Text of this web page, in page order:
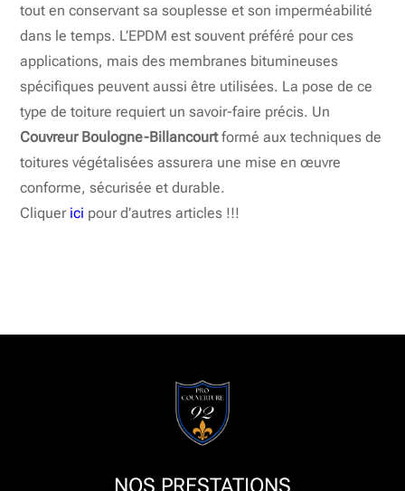
tout en conservant sa souplesse et son imperméabilité
dans le temps. L’EPDM est souvent préféré pour ces
applications, mais des membranes bitumineuses
spécifiques peuvent aussi être utilisées. La pose de ce
type de toiture requiert un savoir-faire précis. Un
Couvreur Boulogne-Billancourtformé aux techniques de
toitures végétalisées assurera une mise en œuvre
conforme, sécurisée et durable.
Cliquer ici pour d’autres articles !!!